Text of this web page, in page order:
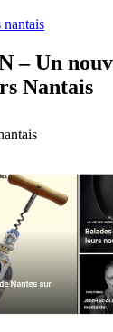
nantais
– Un
Nantais